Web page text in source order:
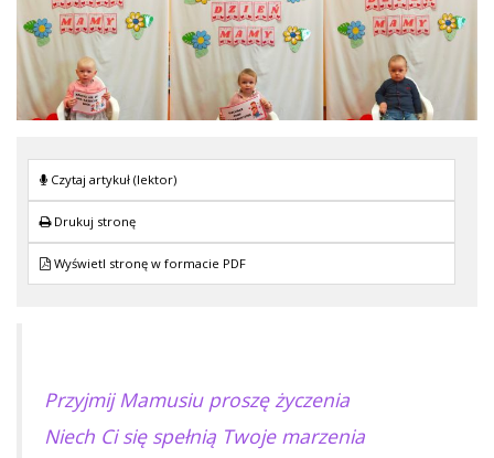
Czytaj artykuł (lektor)
Drukuj stronę
Wyświetl stronę w formacie PDF
Przyjmij Mamusiu proszę życzenia
Niech Ci się spełnią Twoje marzenia